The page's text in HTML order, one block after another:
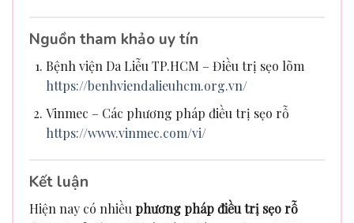
Nguồn tham khảo uy tín
Bệnh viện Da Liễu TP.HCM – Điều trị sẹo lõm
https://benhviendalieuhcm.org.vn/
Vinmec – Các phương pháp điều trị sẹo rỗ
https://www.vinmec.com/vi/
Kết luận
Hiện nay có nhiềuphương pháp điều trị sẹo rỗ